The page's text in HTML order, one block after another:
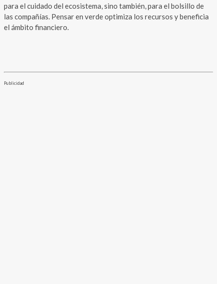
para el cuidado del ecosistema, sino también, para el bolsillo de
las compañías. Pensar en verde optimiza los recursos y beneficia
el ámbito financiero.
Publicidad